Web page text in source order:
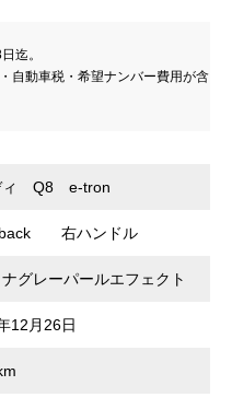
迄。
自動車税・希望ナンバー費用が含ま
ィ Q8 e-tron
back 右ハンドル
グレーパールエフェクト
12月26日